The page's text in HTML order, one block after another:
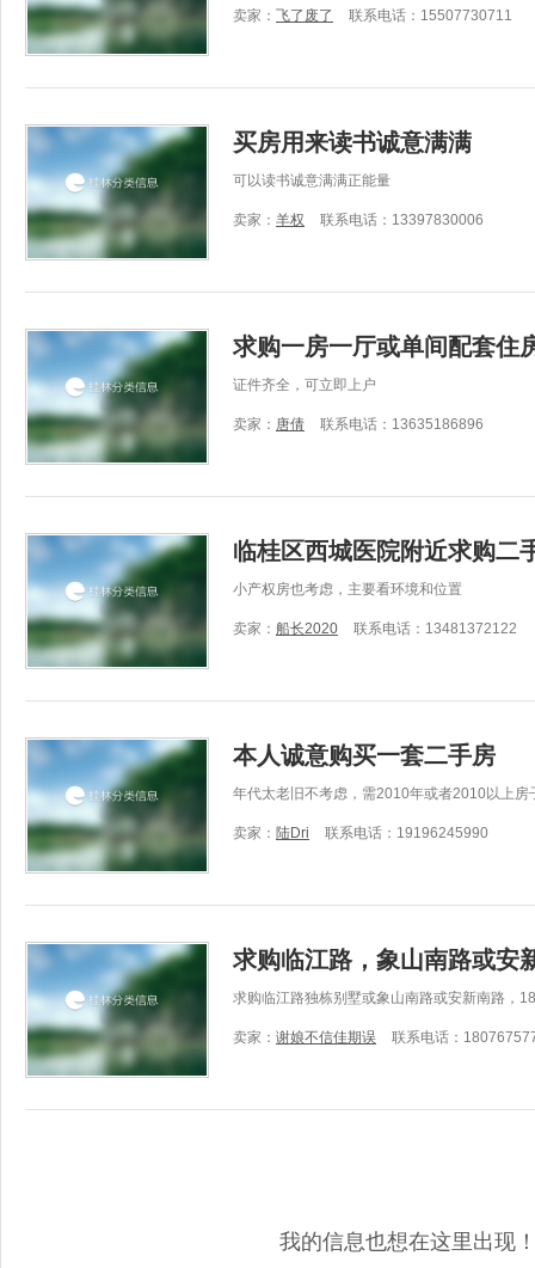
卖家： 飞了废了 联系电话：15507730711
买房用来读书诚意满满
可以读书诚意满满正能量
卖家： 羊权 联系电话：13397830006
求购一房一厅或单间配套住
证件齐全，可立即上户
卖家： 唐倩 联系电话：13635186896
临桂区西城医院附近求购二
小产权房也考虑，主要看环境和位置
卖家： 船长2020 联系电话：13481372122
本人诚意购买一套二手房
年代太老旧不考虑，需2010年或者2010以上房
卖家： 陆Dri 联系电话：19196245990
求购临江路，象山南路或安
求购临江路独栋别墅或象山南路或安新南路，
卖家： 谢娘不信佳期误 联系电话：
我的信息也想在这里出现